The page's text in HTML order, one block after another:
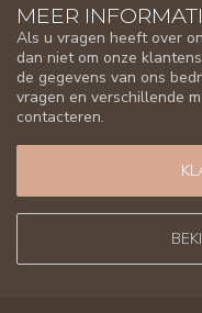
MEER
Als u vragen heeft over
dan niet om onze
de gegevens van ons
vragen en verschillende
contacteren.